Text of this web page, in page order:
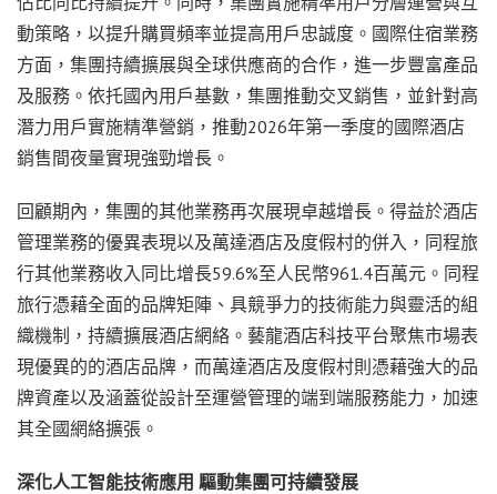
動策略，以提升購買頻率並提高用戶忠誠度。國際住宿業務
方面，集團持續擴展與全球供應商的合作，進一步豐富產品
及服務。依托國內用戶基數，集團推動交叉銷售，並針對高
潛力用戶實施精準營銷，推動2026年第一季度的國際酒店
銷售間夜量實現強勁增長。
回顧期內，集團的其他業務再次展現卓越增長。得益於酒店
管理業務的優異表現以及萬達酒店及度假村的併入，同程旅
行其他業務收入同比增長59.6%至人民幣961.4百萬元。同程
旅行憑藉全面的品牌矩陣、具競爭力的技術能力與靈活的組
織機制，持續擴展酒店網絡。藝龍酒店科技平台聚焦市場表
現優異的的酒店品牌，而萬達酒店及度假村則憑藉強大的品
牌資產以及涵蓋從設計至運營管理的端到端服務能力，加速
其全國網絡擴張。
深化人工智能技術應用 驅動集團可持續發展